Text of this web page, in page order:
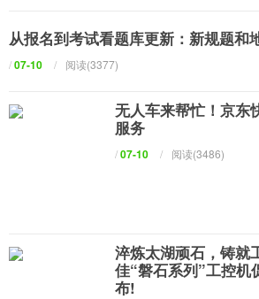
从报名到考试看题库更新：新规题
/07-10 / 阅读(3377)
无人车来帮忙！京
服务
/07-10 / 阅读(3486)
淬炼太湖顽石，铸就
佳“磐石系列”工控机
布!